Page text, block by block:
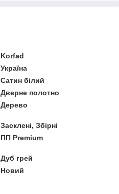
Korfad
Україна
Сатин білий
Дверне полотно
Дерево
Засклені, Збірні
ПП Premium
Дуб грей
Новий